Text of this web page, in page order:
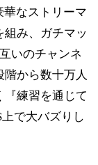
華なストリーマ
み、ガチマッ
いのチャンネ
から数十万人
『練習を通じて
で大バズりし